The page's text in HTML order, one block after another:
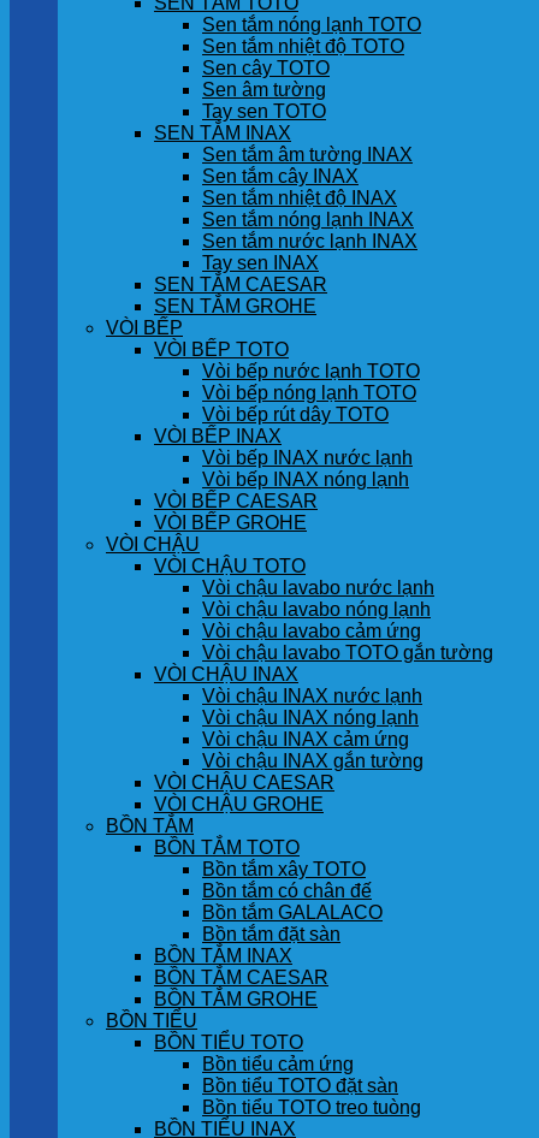
Sen tắm nóng lạnh TOTO
Sen tắm nhiệt độ TOTO
Sen cây TOTO
Sen âm tường
Tay sen TOTO
SEN TẮM INAX
Sen tắm âm tường INAX
Sen tắm cây INAX
Sen tắm nhiệt độ INAX
Sen tắm nóng lạnh INAX
Sen tắm nước lạnh INAX
Tay sen INAX
SEN TẮM CAESAR
SEN TẮM GROHE
VÒI BẾP
VÒI BẾP TOTO
Vòi bếp nước lạnh TOTO
Vòi bếp nóng lạnh TOTO
Vòi bếp rút dây TOTO
VÒI BẾP INAX
Vòi bếp INAX nước lạnh
Vòi bếp INAX nóng lạnh
VÒI BẾP CAESAR
VÒI BẾP GROHE
VÒI CHẬU
VÒI CHẬU TOTO
Vòi chậu lavabo nước lạnh
Vòi chậu lavabo nóng lạnh
Vòi chậu lavabo cảm ứng
Vòi chậu lavabo TOTO gắn tường
VÒI CHẬU INAX
Vòi chậu INAX nước lạnh
Vòi chậu INAX nóng lạnh
Vòi chậu INAX cảm ứng
Vòi chậu INAX gắn tường
VÒI CHẬU CAESAR
VÒI CHẬU GROHE
BỒN TẮM
BỒN TẮM TOTO
Bồn tắm xây TOTO
Bồn tắm có chân đế
Bồn tắm GALALACO
Bồn tắm đặt sàn
BỒN TẮM INAX
BỒN TẮM CAESAR
BỒN TẮM GROHE
BỒN TIỂU
BỒN TIỂU TOTO
Bồn tiểu cảm ứng
Bồn tiểu TOTO đặt sàn
Bồn tiểu TOTO treo tuòng
BỒN TIỂU INAX